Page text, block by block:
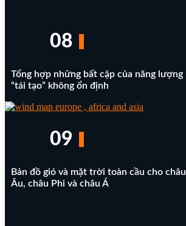
08
Tổng hợp những bất cập của năng lượng
“tái tạo” không ổn định
09
Bản đồ gió và mặt trời toàn cầu cho châu
Âu, châu Phi và châu Á